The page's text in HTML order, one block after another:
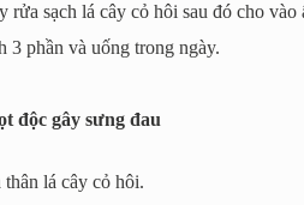
rửa sạch lá cây cỏ hôi sau đó cho
3 phần và uống trong ngày.
độc gây sưng đau
lá cây cỏ hôi.